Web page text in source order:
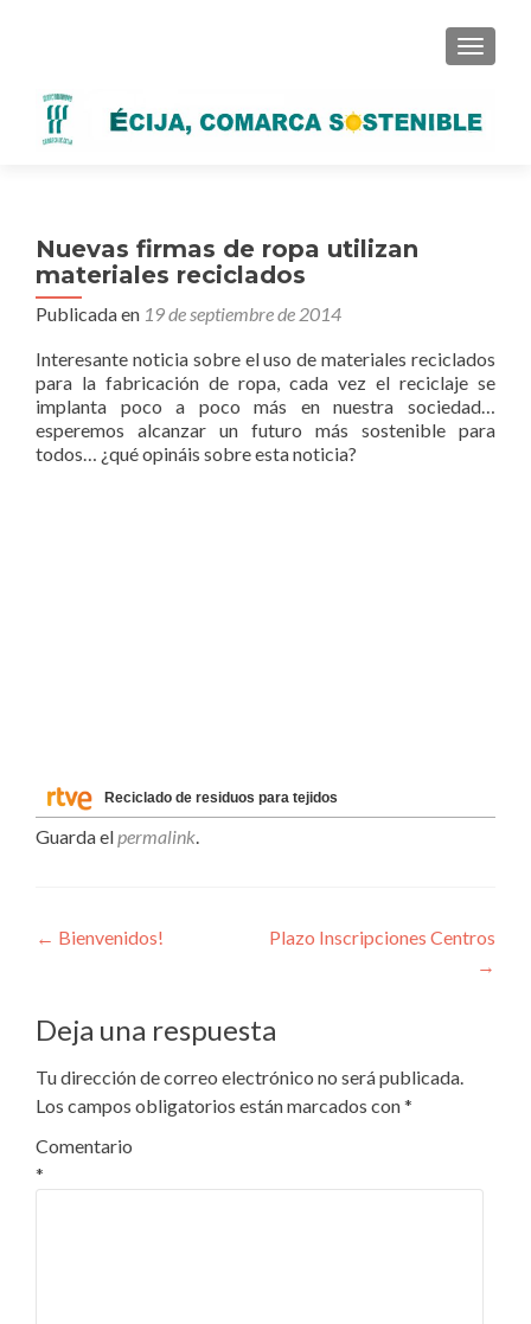
Nuevas firmas de ropa utilizan
materiales reciclados
Publicada en 19 de septiembre de 2014
Interesante noticia sobre el uso de materiales reciclados
para la fabricación de ropa, cada vez el reciclaje se
implanta poco a poco más en nuestra sociedad…
esperemos alcanzar un futuro más sostenible para
todos… ¿qué opináis sobre esta noticia?
Reciclado de residuos para tejidos
Guarda elpermalink.
Navegación
entradas
← Bienvenidos!
Plazo Inscripciones Centros
→
Deja una respuesta
Tu dirección de correo electrónico no será publicada.
Los campos obligatorios están marcados con*
Comentario
*